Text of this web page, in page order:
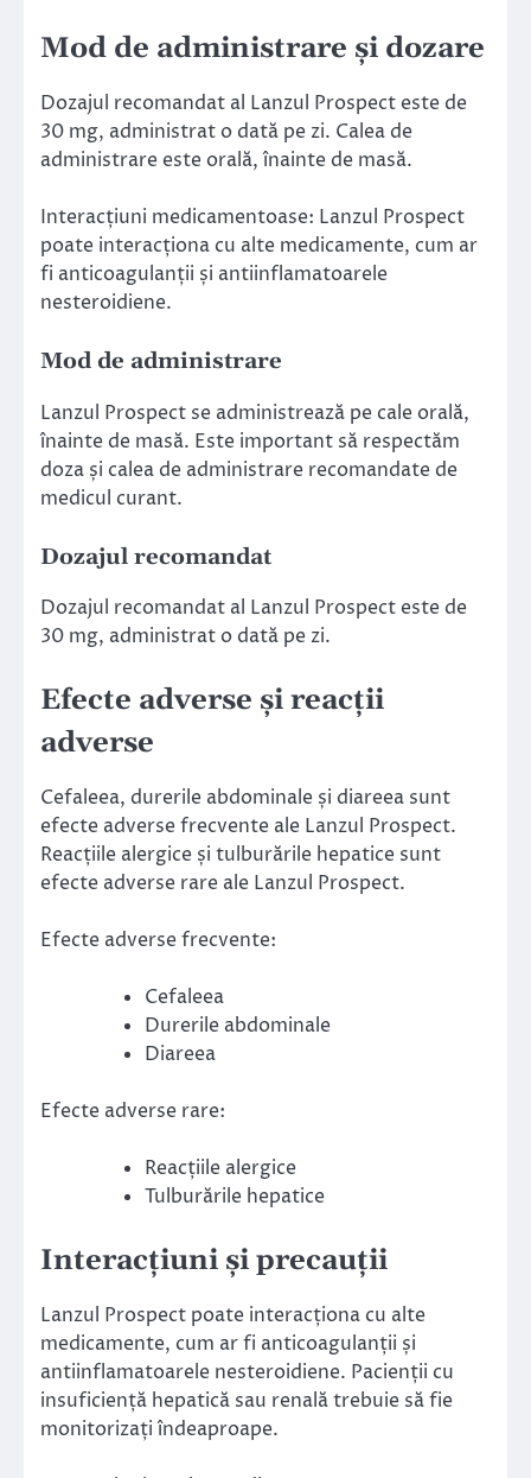
Mod de administrare și dozare
Dozajul recomandat al Lanzul Prospect este de
30 mg, administrat o dată pe zi. Calea de
administrare este orală, înainte de masă.
Interacțiuni medicamentoase: Lanzul Prospect
poate interacționa cu alte medicamente, cum ar
fi anticoagulanții și antiinflamatoarele
nesteroidiene.
Mod de administrare
Lanzul Prospect se administrează pe cale orală,
înainte de masă. Este important să respectăm
doza și calea de administrare recomandate de
medicul curant.
Dozajul recomandat
Dozajul recomandat al Lanzul Prospect este de
30 mg, administrat o dată pe zi.
Efecte adverse și reacții
adverse
Cefaleea, durerile abdominale și diareea sunt
efecte adverse frecvente ale Lanzul Prospect.
Reacțiile alergice și tulburările hepatice sunt
efecte adverse rare ale Lanzul Prospect.
Efecte adverse frecvente:
Cefaleea
Durerile abdominale
Diareea
Efecte adverse rare:
Reacțiile alergice
Tulburările hepatice
Interacțiuni și precauții
Lanzul Prospect poate interacționa cu alte
medicamente, cum ar fi anticoagulanții și
antiinflamatoarele nesteroidiene. Pacienții cu
insuficiență hepatică sau renală trebuie să fie
monitorizați îndeaproape.